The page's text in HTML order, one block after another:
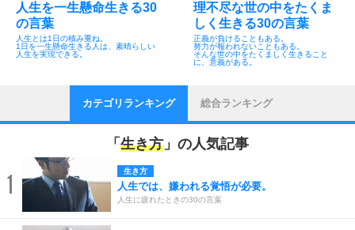
人生を一生懸命生きる30
の言葉
人生とは1日の積み重ね。
1日を一生懸命生きる人は、素晴らしい
人生を実現できる。
理不尽な世の中をたくま
しく生きる30の言葉
正義が負けることもある。
努力が報われないこともある。
そんな世の中をたくましく生きること
に、意義がある。
カテゴリランキング 総合ランキング
「 生き方 」の人気記事
1 生き方
人生では、嫌われる覚悟が必要。
人生に疲れたときの30の言葉